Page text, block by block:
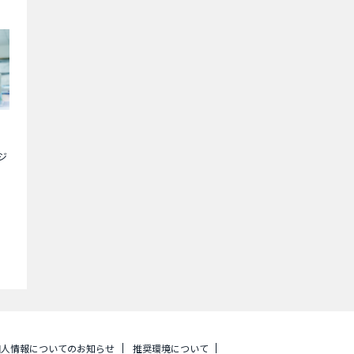
情報についてのお知らせ 推奨環境について